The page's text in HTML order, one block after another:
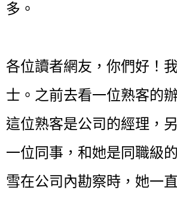
多。
各位讀者網友，你們好！
士。之前去看一位熟客的
這位熟客是公司的經理，
一位同事，和她是同職級
雪在公司內勘察時，她一